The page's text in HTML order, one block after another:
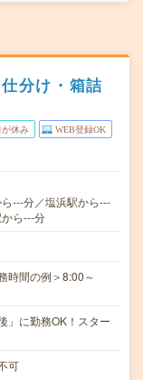
分け・箱詰
が休み WEB登録OK
---分／塩浜駅から---
ら---分
時間の例＞8:00～
に勤務OK！スター
可